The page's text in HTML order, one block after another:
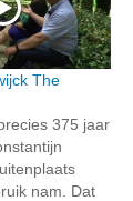
The
375 jaar
nam. Dat